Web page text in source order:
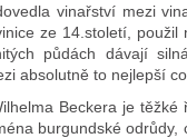
vinařství mezi
ze 14.století,
půdách dávají
absolutně to nejlepší
Beckera je
burgundské